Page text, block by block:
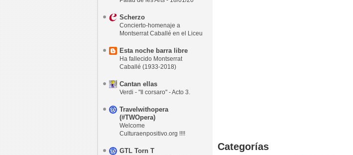
Scherzo
Concierto-homenaje a
Montserrat Caballé en el Liceu
Esta noche barra libre
Ha fallecido Montserrat
Caballé (1933-2018)
Cantan ellas
Verdi - "Il corsaro" - Acto 3.
Travelwithopera
(#TWOpera)
Welcome
Culturaenpositivo.org !!!!
GTL Torn T Categorías